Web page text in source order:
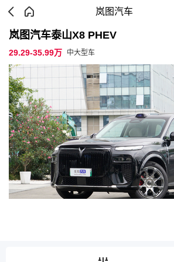
岚图汽车
岚图汽车泰山X8 PHEV
29.29-35.99万 中大型车